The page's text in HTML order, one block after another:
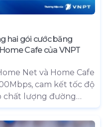
hai gói cước băng
Cafe của VNPT
Net và Home Cafe
cam kết tốc độ
chất lượng đường
online cùng lúc
nhỏ như hàng